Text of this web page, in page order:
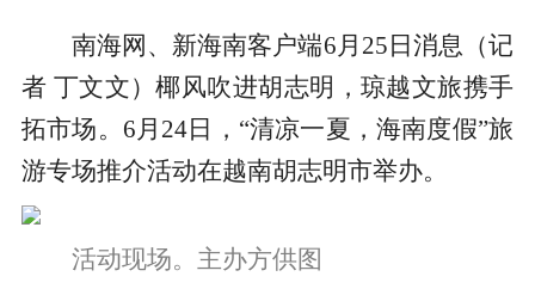
南海网、新海南客户端6月25日消息（记
者 丁文文）椰风吹进胡志明，琼越文旅携手
拓市场。6月24日，“清凉一夏，海南度假”旅
游专场推介活动在越南胡志明市举办。
活动现场。主办方供图